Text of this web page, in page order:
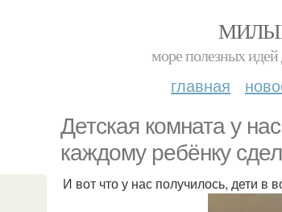
море полезных
главная
Детская комната у
каждому ребёнку
И вот что у нас получилось, дети в